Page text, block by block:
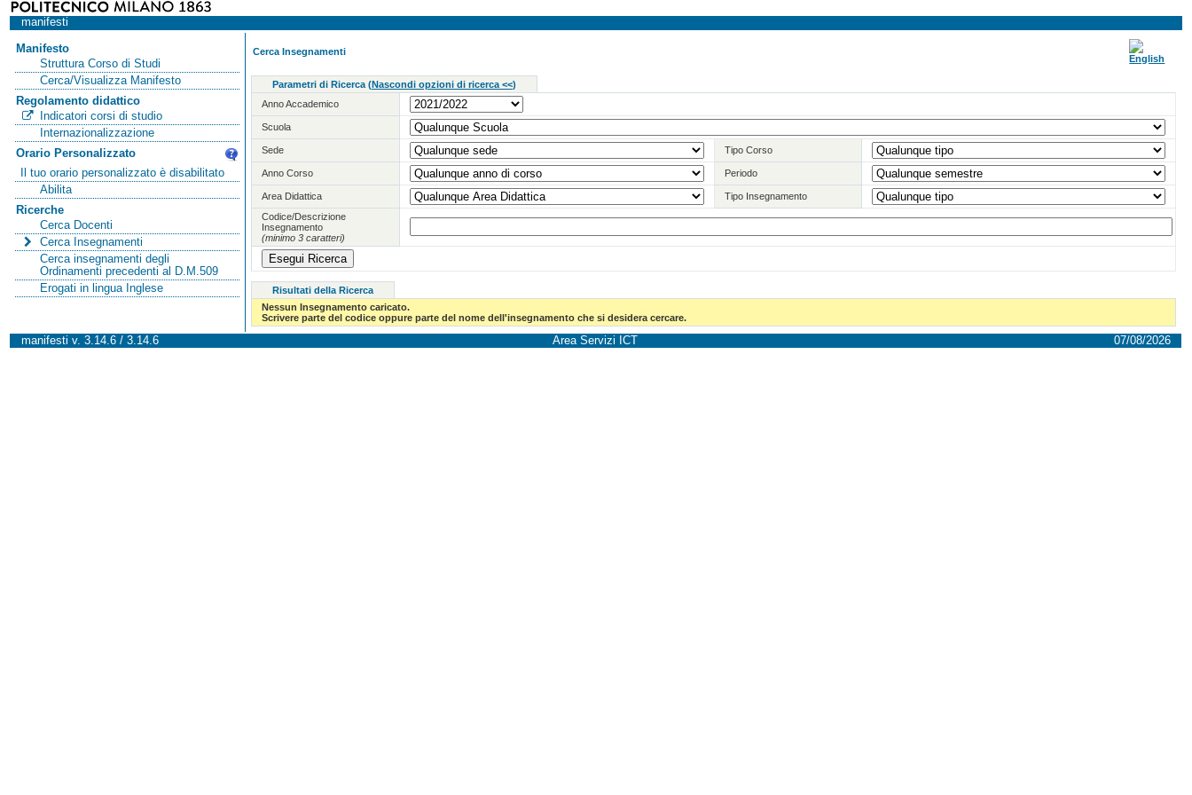
manifesti
Manifesto
Struttura Corso di Studi
Cerca/Visualizza Manifesto
Regolamento didattico
Indicatori corsi di studio
Internazionalizzazione
Orario Personalizzato
Il tuo orario personalizzato è disabilitato
Abilita
Ricerche
Cerca Docenti
Cerca Insegnamenti
Cerca insegnamenti degli
Ordinamenti precedenti al D.M.509
Erogati in lingua Inglese
Cerca Insegnamenti
Parametri di Ricerca (Nascondi opzioni di ricerca <<)
Anno Accademico
Scuola
Sede Tipo Corso
Anno Corso Periodo
Area Didattica
Tipo Insegnamento
Codice/Descrizione
Insegnamento
(minimo 3 caratteri)
Risultati della Ricerca
Nessun Insegnamento caricato.
Scrivere parte del codice oppure parte del nome dell'insegnamento che si desidera cercare.
manifesti v. 3.14.6 / 3.14.6 Area Servizi ICT 07/08/2026